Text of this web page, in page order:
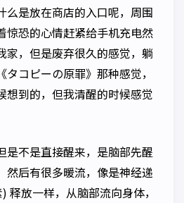
么是放在商店的入口呢，周围
惊恐的心情赶紧给手机充电然
家，但是废弃很久的感觉，躺
コピーの原罪》那种感觉，
想到的，但我清醒的时候感觉
是不是直接醒来，是脑部先醒
然后有很多暖流，像是神经递
释放一样，从脑部流向身体，